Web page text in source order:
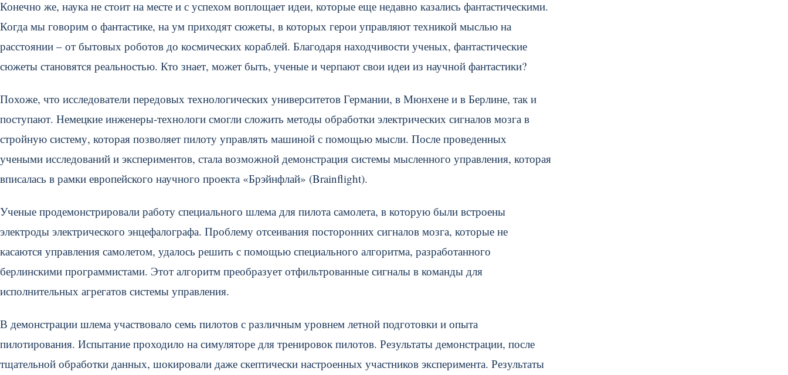
Конечно же, наука не стоит на месте и с успехом воплощает идеи, которые еще недавно казались фантастическими.
Когда мы говорим о фантастике, на ум приходят сюжеты, в которых герои управляют техникой мыслью на
расстоянии – от бытовых роботов до космических кораблей. Благодаря находчивости ученых, фантастические
сюжеты становятся реальностью. Кто знает, может быть, ученые и черпают свои идеи из научной фантастики?
Похоже, что исследователи передовых технологических университетов Германии, в Мюнхене и в Берлине, так и
поступают. Немецкие инженеры-технологи смогли сложить методы обработки электрических сигналов мозга в
стройную систему, которая позволяет пилоту управлять машиной с помощью мысли. После проведенных
учеными исследований и экспериментов, стала возможной демонстрация системы мысленного управления, которая
вписалась в рамки европейского научного проекта «Брэйнфлай» (Brainflight).
Ученые продемонстрировали работу специального шлема для пилота самолета, в которую были встроены
электроды электрического энцефалографа. Проблему отсеивания посторонних сигналов мозга, которые не
касаются управления самолетом, удалось решить с помощью специального алгоритма, разработанного
берлинскими программистами. Этот алгоритм преобразует отфильтрованные сигналы в команды для
исполнительных агрегатов системы управления.
В демонстрации шлема участвовало семь пилотов с различным уровнем летной подготовки и опыта
пилотирования. Испытание проходило на симуляторе для тренировок пилотов. Результаты демонстрации, после
тщательной обработки данных, шокировали даже скептически настроенных участников эксперимента. Результаты